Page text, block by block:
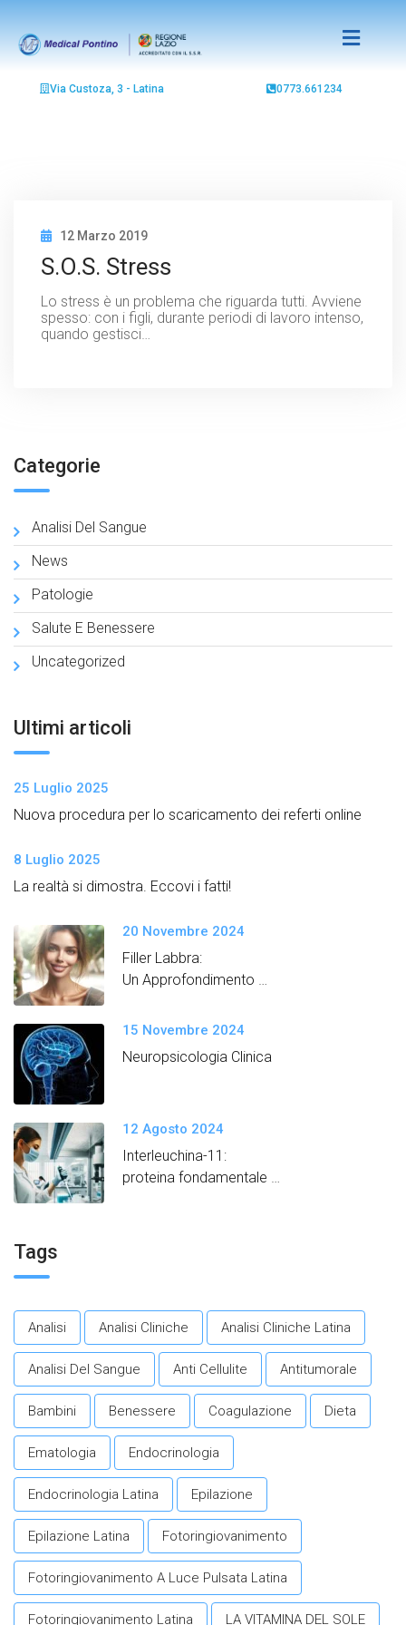
0773.661234
Via Custoza, 3 - Latina
12 Marzo 2019
S.O.S. Stress
Lo stress è un problema che riguarda tutti. Avviene
spesso: con i figli, durante periodi di lavoro intenso,
quando gestisci…
Categorie
Analisi Del Sangue
News
Patologie
Salute E Benessere
Uncategorized
Ultimi articoli
25 Luglio 2025
Nuova procedura per lo scaricamento dei referti online
8 Luglio 2025
La realtà si dimostra. Eccovi i fatti!
20 Novembre 2024
Filler Labbra:
Un Approfondimento
15 Novembre 2024
Neuropsicologia Clinica
12 Agosto 2024
Interleuchina-11:
proteina fondamentale
Tags
Analisi Analisi Cliniche Analisi Cliniche Latina
Analisi Del Sangue Anti Cellulite Antitumorale
Bambini Benessere Coagulazione Dieta
Ematologia Endocrinologia
Endocrinologia Latina Epilazione
Epilazione Latina Fotoringiovanimento
Fotoringiovanimento A Luce Pulsata Latina
Fotoringiovanimento Latina LA VITAMINA DEL SOLE